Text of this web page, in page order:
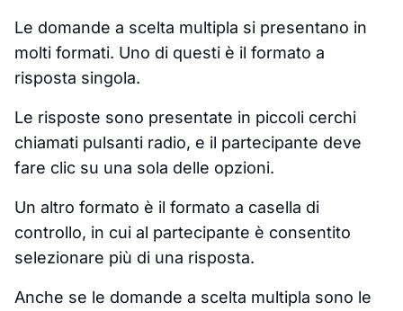
Le domande a scelta multipla si presentano in
molti formati. Uno di questi è il formato a
risposta singola.
Le risposte sono presentate in piccoli cerchi
chiamati pulsanti radio, e il partecipante deve
fare clic su una sola delle opzioni.
Un altro formato è il formato a casella di
controllo, in cui al partecipante è consentito
selezionare più di una risposta.
Anche se le domande a scelta multipla sono le